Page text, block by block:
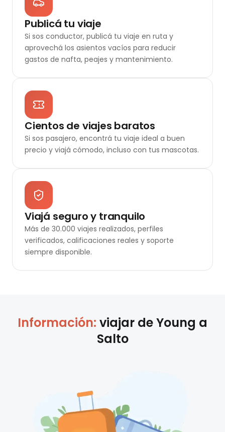
Publicá tu viaje
Si sos conductor, publicá tu viaje en ruta y
aprovechá los asientos vacíos para reducir
gastos de nafta, peajes y mantenimiento.
Cientos de viajes baratos
Si sos pasajero, encontrá tu viaje ideal a buen
precio y viajá cómodo, incluso con tus mascotas.
Viajá seguro y tranquilo
Más de 30.000 viajes realizados, perfiles
verificados, calificaciones reales y soporte
siempre disponible.
Información: viajar deYoung a
Salto